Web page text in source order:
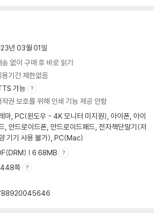
년 03월 01일
송 없이 구매 후 바로 읽기
용기간 제한없음
가능
작권 보호를 위해 인쇄 기능 제공 안함
마, PC(윈도우 - 4K 모니터 미지원), 아이폰, 아이
, 안드로이드폰, 안드로이드패드, 전자책단말기(저
기기 사용 불가), PC(Mac)
| 6.68MB
쪽